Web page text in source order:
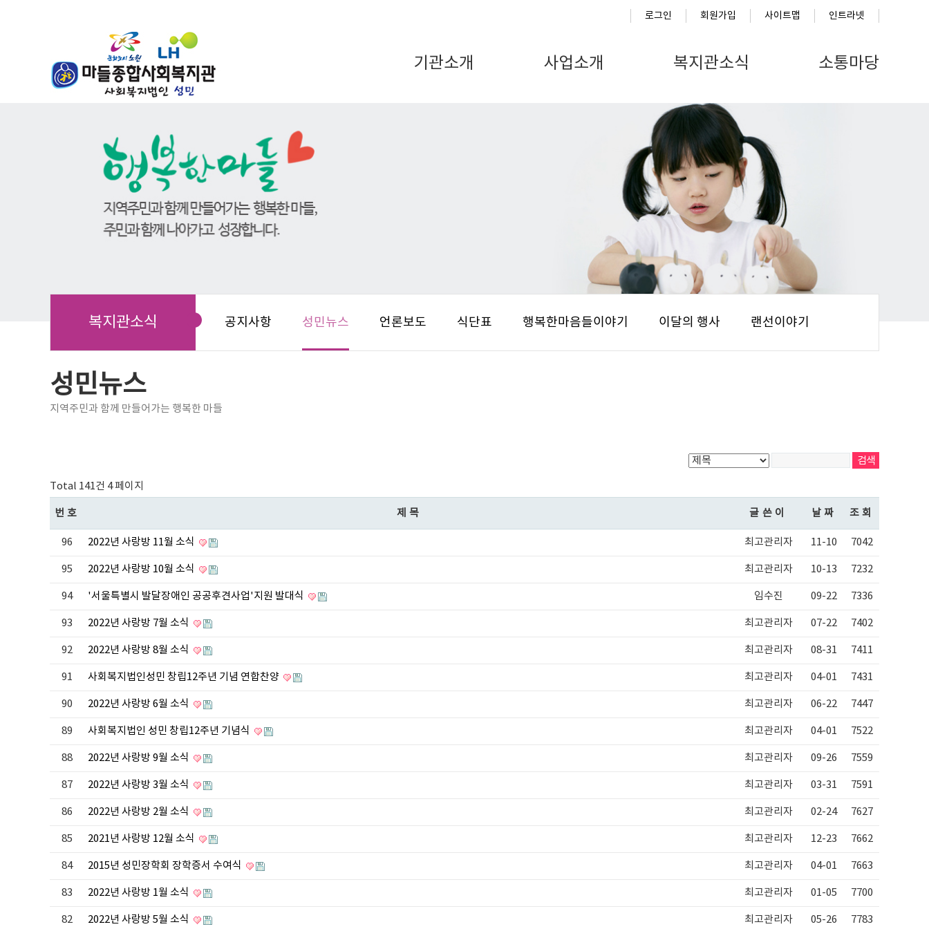
로그인 회원가입 사이트맵 인트라넷
기관소개 사업소개 복지관소식 소통마당
복지관소식 공지사항 성민뉴스 언론보도 식단표 행복한마음들이야기 이달의 행사 랜선이야기
성민뉴스
지역주민과 함께 만들어가는 행복한 마들
Total 141건 4 페이지
번호 제목 글쓴이 날짜 조회
96 2022년 사랑방 11월 소식 최고관리자 11-10 7042
95 2022년 사랑방 10월 소식 최고관리자 10-13 7232
94 '서울특별시 발달장애인 공공후견사업'지원 발대식 임수진 09-22 7336
93 2022년 사랑방 7월 소식 최고관리자 07-22 7402
92 2022년 사랑방 8월 소식 최고관리자 08-31 7411
91 사회복지법인성민 창립12주년 기념 연합찬양 최고관리자 04-01 7431
90 2022년 사랑방 6월 소식 최고관리자 06-22 7447
89 사회복지법인 성민 창립12주년 기념식 최고관리자 04-01 7522
88 2022년 사랑방 9월 소식 최고관리자 09-26 7559
87 2022년 사랑방 3월 소식 최고관리자 03-31 7591
86 2022년 사랑방 2월 소식 최고관리자 02-24 7627
85 2021년 사랑방 12월 소식 최고관리자 12-23 7662
84 2015년 성민장학회 장학증서 수여식 최고관리자 04-01 7663
83 2022년 사랑방 1월 소식 최고관리자 01-05 7700
82 2022년 사랑방 5월 소식 최고관리자 05-26 7783